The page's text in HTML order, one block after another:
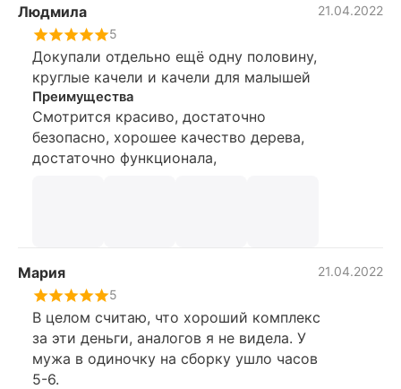
часов за 6. Инструкция подробная, доски
пронумерованы.
Людмила
21.04.2022
5
Докупали отдельно ещё одну половину,
круглые качели и качели для малышей
Преимущества
Смотрится красиво, достаточно
безопасно, хорошее качество дерева,
достаточно функционала,
Мария
21.04.2022
5
В целом считаю, что хороший комплекс
за эти деньги, аналогов я не видела. У
мужа в одиночку на сборку ушло часов
5-6.